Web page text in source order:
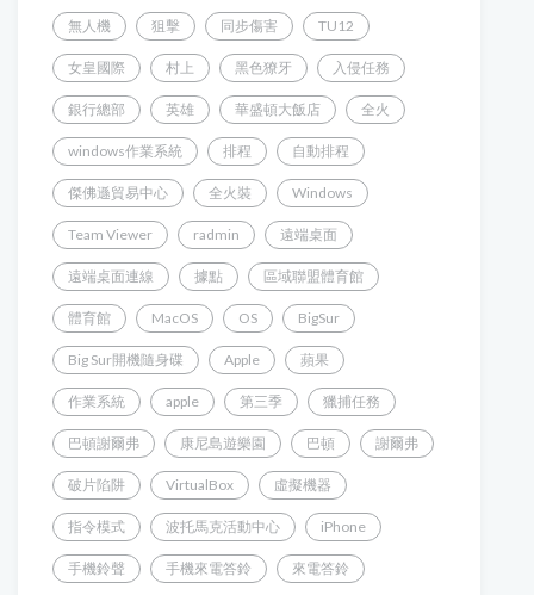
無人機 狙擊 同步傷害 TU12
女皇國際 村上 黑色獠牙 入侵任務
銀行總部 英雄 華盛頓大飯店 全火
windows作業系統 排程 自動排程
傑佛遜貿易中心 全火裝 Windows
Team Viewer radmin 遠端桌面
遠端桌面連線 據點 區域聯盟體育館
體育館 MacOS OS BigSur
Big Sur開機隨身碟 Apple 蘋果
作業系統 apple 第三季 獵捕任務
巴頓謝爾弗 康尼島遊樂園 巴頓 謝爾弗
破片陷阱 VirtualBox 虛擬機器
指令模式 波托馬克活動中心 iPhone
手機鈴聲 手機來電答鈴 來電答鈴